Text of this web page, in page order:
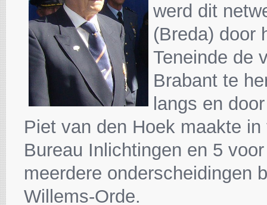
werd dit
(Breda) door
Teneinde de
Brabant te
langs en
Piet van den Hoek maakte
Bureau Inlichtingen en 5
meerdere onderscheidingen
Willems-Orde.